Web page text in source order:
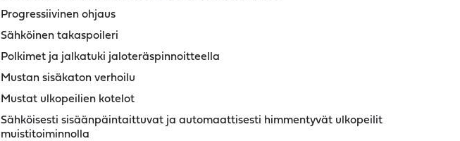
Progressiivinen ohjaus
Sähköinen takaspoileri
Polkimet ja jalkatuki jaloteräspinnoitteella
Mustan sisäkaton verhoilu
Mustat ulkopeilien kotelot
Sähköisesti sisäänpäintaittuvat ja automaattisesti himmentyvät ulkopeilit
muistitoiminnolla